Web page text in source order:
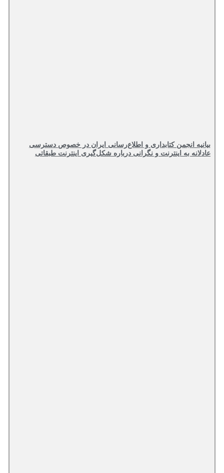
بیانیه انجمن کتابداری و اطلاع‌رسانی ایران در خصوص دسترسی
عادلانه به اینترنت و نگرانی درباره شکل‌گیری اینترنت طبقاتی